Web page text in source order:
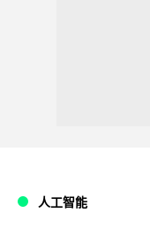
人工智能